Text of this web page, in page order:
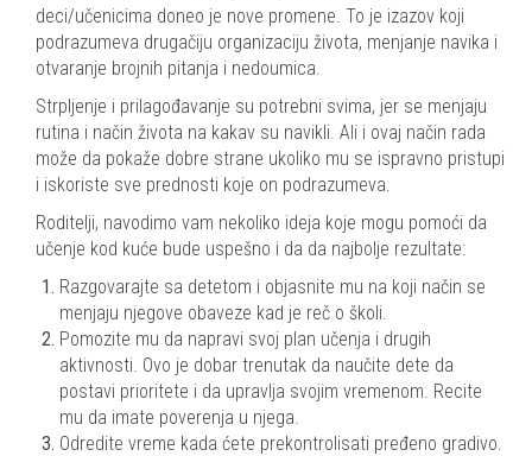
deci/učenicima doneo je nove promene. To je izazov koji
podrazumeva drugačiju organizaciju života, menjanje navika i
otvaranje brojnih pitanja i nedoumica.
Strpljenje i prilagođavanje su potrebni svima, jer se menjaju
rutina i način života na kakav su navikli. Ali i ovaj način rada
može da pokaže dobre strane ukoliko mu se ispravno pristupi
i iskoriste sve prednosti koje on podrazumeva.
Roditelji, navodimo vam nekoliko ideja koje mogu pomoći da
učenje kod kuće bude uspešno i da da najbolje rezultate:
Razgovarajte sa detetom i objasnite mu na koji način se
menjaju njegove obaveze kad je reč o školi.
Pomozite mu da napravi svoj plan učenja i drugih
aktivnosti. Ovo je dobar trenutak da naučite dete da
postavi prioritete i da upravlja svojim vremenom. Recite
mu da imate poverenja u njega.
Odredite vreme kada ćete prekontrolisati pređeno gradivo.